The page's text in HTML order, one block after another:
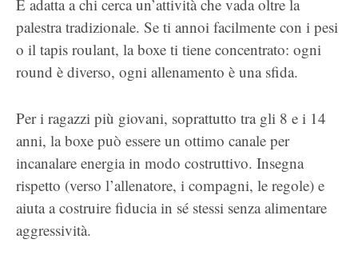
È adatta a chi cerca un’attività che vada oltre la
palestra tradizionale. Se ti annoi facilmente con i pesi
o il tapis roulant, la boxe ti tiene concentrato: ogni
round è diverso, ogni allenamento è una sfida.
Per i ragazzi più giovani, soprattutto tra gli 8 e i 14
anni, la boxe può essere un ottimo canale per
incanalare energia in modo costruttivo. Insegna
rispetto (verso l’allenatore, i compagni, le regole) e
aiuta a costruire fiducia in sé stessi senza alimentare
aggressività.